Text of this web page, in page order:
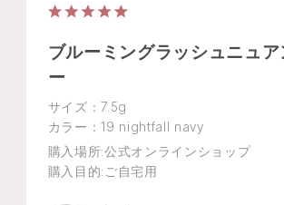
ブルーミングラッシュニュア
ー
サイズ：7.5g
カラー：19 nightfall navy
購入場所:公式オンラインショップ
購入目的:ご自宅用